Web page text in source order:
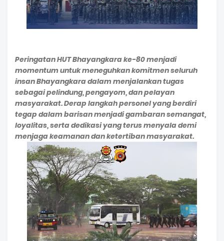
Peringatan HUT Bhayangkara ke-80 menjadi
momentum untuk meneguhkan komitmen seluruh
insan Bhayangkara dalam menjalankan tugas
sebagai pelindung, pengayom, dan pelayan
masyarakat. Derap langkah personel yang berdiri
tegap dalam barisan menjadi gambaran semangat,
loyalitas, serta dedikasi yang terus menyala demi
menjaga keamanan dan ketertiban masyarakat.